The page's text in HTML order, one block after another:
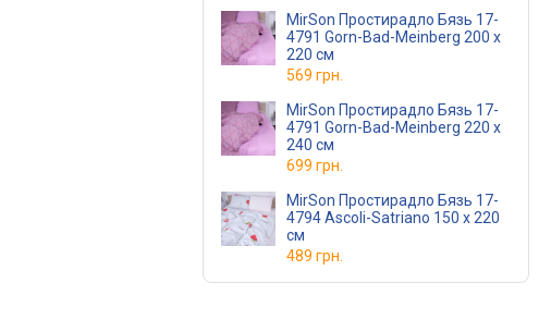
MirSon Простирадло Бязь 17-
4791 Gorn-Bad-Meinberg 200 х
220 см
569 грн.
MirSon Простирадло Бязь 17-
4791 Gorn-Bad-Meinberg 220 х
240 см
699 грн.
MirSon Простирадло Бязь 17-
4794 Ascoli-Satriano 150 х 220
см
489 грн.